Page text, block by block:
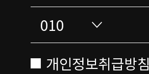
개인정보취급방침